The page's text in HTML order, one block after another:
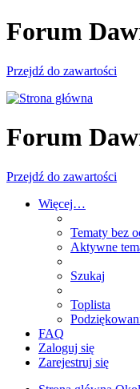
Forum
Przejdź do zawartości
Forum
Przejdź do zawartości
Więcej…
Tematy bez
Aktywne
Szukaj
Toplista
FAQ
Zaloguj się
Zarejestruj się